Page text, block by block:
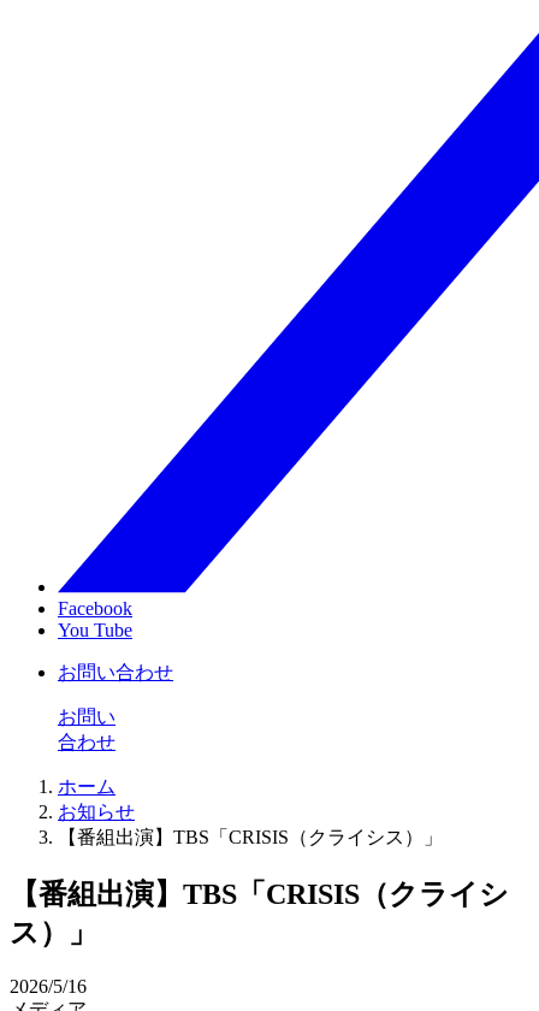
Facebook
You Tube
お問い合わせ
お問い
合わせ
ホーム
お知らせ
【番組出演】TBS「CRISIS（クライシス）」
【番組出演】TBS「CRISIS（クライシ
ス）」
2026/5/16